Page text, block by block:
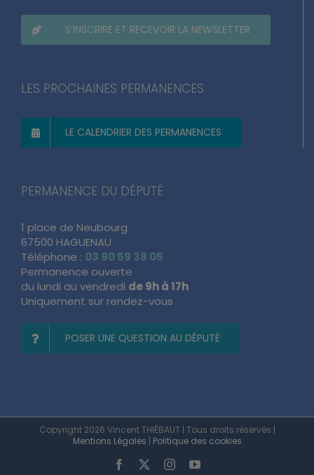
S’INSCRIRE ET RECEVOIR LA NEWSLETTER
LES PROCHAINES PERMANENCES
LE CALENDRIER DES PERMANENCES
PERMANENCE DU DÉPUTÉ
1 place de Neubourg
67500 HAGUENAU
Téléphone : 03 90 59 38 05
Permanence ouverte
du lundi au vendredi de 9h à 17h
Uniquement sur rendez-vous
POSER UNE QUESTION AU DÉPUTÉ
Copyright 2026 Vincent THIÉBAUT | Tous droits réservés |
Mentions Légales | Politique des cookies
Facebook InstagramYouTube